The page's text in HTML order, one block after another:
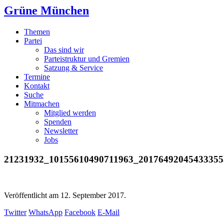
Grüne München
Themen
Partei
Das sind wir
Parteistruktur und Gremien
Satzung & Service
Termine
Kontakt
Suche
Mitmachen
Mitglied werden
Spenden
Newsletter
Jobs
Veröffentlicht am 12. September 2017.
Twitter WhatsApp Facebook E-Mail